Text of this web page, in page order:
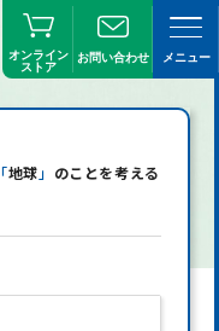
オンライン
ストア
お問い合わせ メニュー
「地球 」 のことを考える